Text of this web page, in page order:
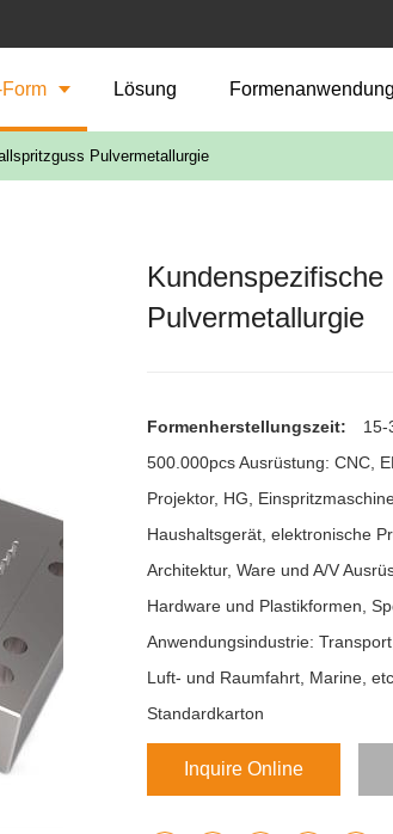
Lösung
Pulvermetallurgie
Pulvermetallurgie
Formenherstellungszeit:
15-
500.000pcs Ausrüstung: CNC,
Projektor, HG,
Haushaltsgerät, elektronische
Architektur, Ware und A/V
Hardware und Plastikformen,
Anwendungsindustrie:
Luft- und Raumfahrt, Marine,
Standardkarton
Inquire Online